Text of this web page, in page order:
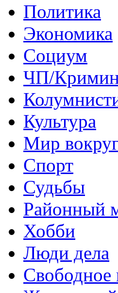
Политика
Экономика
Социум
ЧП/
Культура
Мир
Спорт
Судьбы
Районный
Хобби
Люди дела
Свободное